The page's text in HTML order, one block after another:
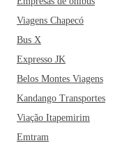
Viagens Chapecó
Bus X
Expresso JK
Belos Montes Viagens
Kandango Transportes
Viação Itapemirim
Emtram